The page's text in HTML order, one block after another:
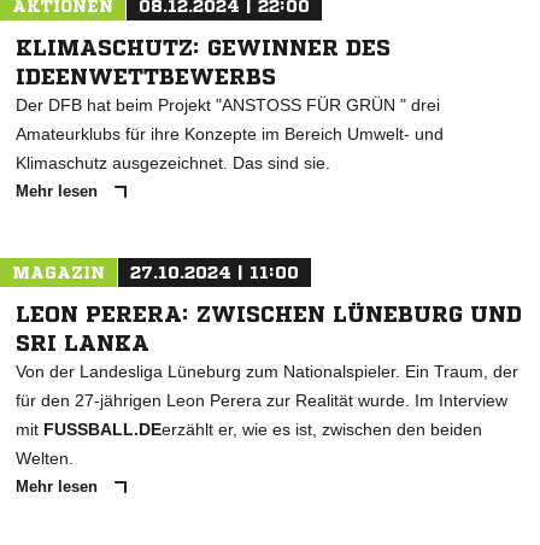
AKTIONEN 08.12.2024 | 22:00
KLIMASCHUTZ: GEWINNER DES
IDEENWETTBEWERBS
Der DFB hat beim Projekt "ANSTOSS FÜR GRÜN " drei
Amateurklubs für ihre Konzepte im Bereich Umwelt- und
Klimaschutz ausgezeichnet. Das sind sie.
Mehr lesen
MAGAZIN 27.10.2024 | 11:00
LEON PERERA: ZWISCHEN LÜNEBURG UND
SRI LANKA
Von der Landesliga Lüneburg zum Nationalspieler. Ein Traum, der
für den 27-jährigen Leon Perera zur Realität wurde. Im Interview
mit FUSSBALL.DEerzählt er, wie es ist, zwischen den beiden
Welten.
Mehr lesen